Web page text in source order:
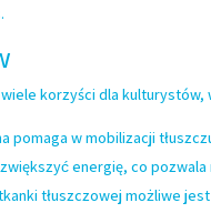
.
korzyści dla kulturystów,
pomaga w mobilizacji
energię, co
tłuszczowej możliwe